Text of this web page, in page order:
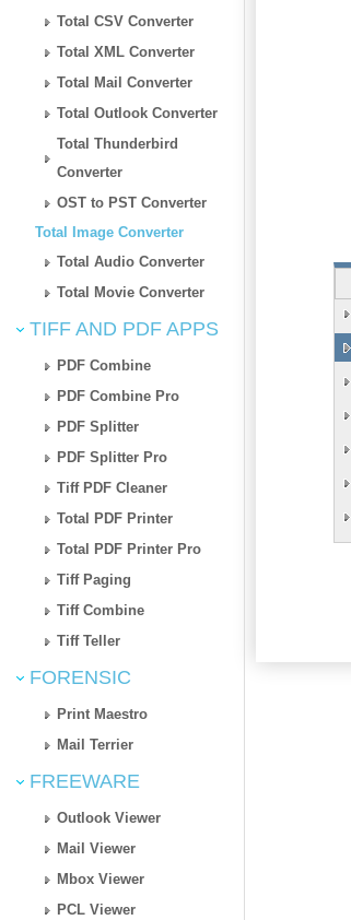
Total CSV Converter
Total XML Converter
Total Mail Converter
Total Outlook Converter
Total Thunderbird
Converter
OST to PST Converter
Total Image Converter
Total Audio Converter
Total Movie Converter
TIFF AND PDF APPS
PDF Combine
PDF Combine Pro
PDF Splitter
PDF Splitter Pro
Tiff PDF Cleaner
Total PDF Printer
Total PDF Printer Pro
Tiff Paging
Tiff Combine
Tiff Teller
FORENSIC
Print Maestro
Mail Terrier
FREEWARE
Outlook Viewer
Mail Viewer
Mbox Viewer
PCL Viewer